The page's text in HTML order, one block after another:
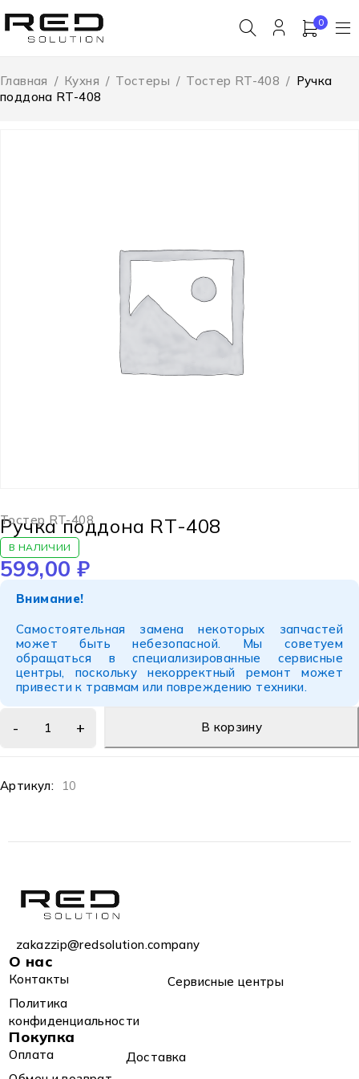
0
Главная / Кухня / Тостеры / Тостер RT-408 / Ручка
поддона RT-408
Тостер RT-408
Ручка поддона RT-408
В НАЛИЧИИ
599,00 ₽
Внимание!
Самостоятельная замена некоторых запчастей
может быть небезопасной. Мы советуем
обращаться в специализированные сервисные
центры, поскольку некорректный ремонт может
привести к травмам или повреждению техники.
В корзину
Артикул: 10
zakazzip@redsolution.company
О нас
Контакты
Сервисные центры
Политика
конфиденциальности
Покупка
Оплата
Доставка